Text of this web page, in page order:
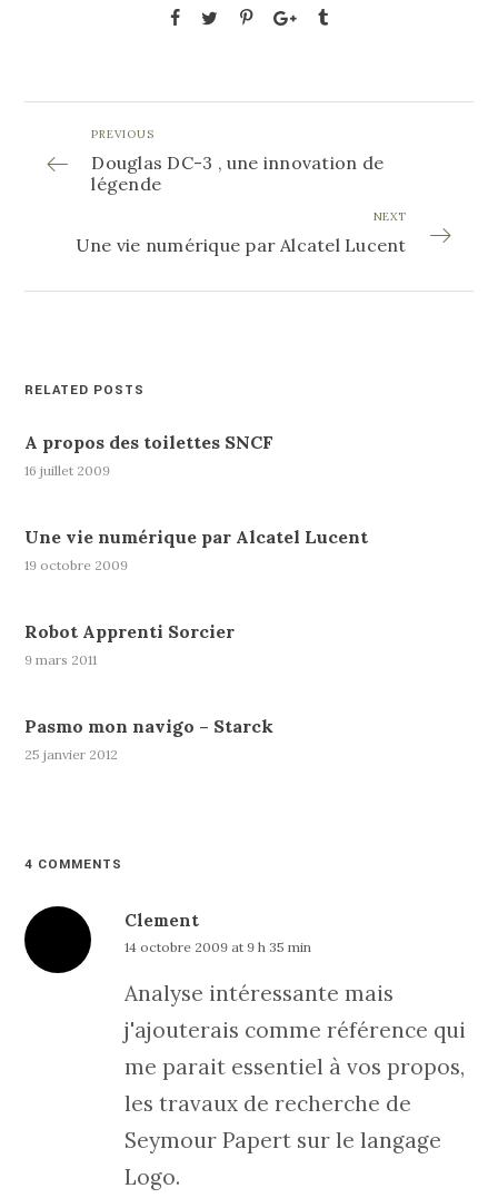
PREVIOUS
Douglas DC-3 , une innovation de
légende
NEXT
Une vie numérique par Alcatel Lucent
RELATED POSTS
A propos des toilettes SNCF
16 juillet 2009
Une vie numérique par Alcatel Lucent
19 octobre 2009
Robot Apprenti Sorcier
9 mars 2011
Pasmo mon navigo – Starck
25 janvier 2012
4 COMMENTS
Clement
14 octobre 2009 at 9 h 35 min
Analyse intéressante mais
j'ajouterais comme référence qui
me parait essentiel à vos propos,
les travaux de recherche de
Seymour Papert sur le langage
Logo.